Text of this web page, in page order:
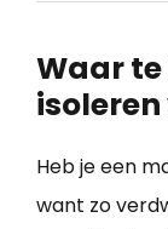
Waar
Heb je een
want zo